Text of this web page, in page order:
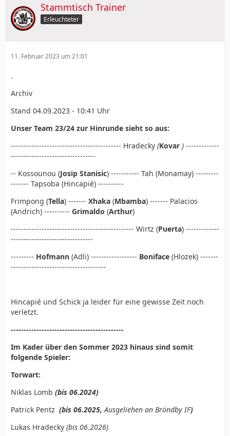
Stammtisch Trainer
Erleuchteter
11. Februar 2023 um 21:01
.
Archiv
Stand 04.09.2023 - 10:41 Uhr
Unser Team 23/24 zur Hinrunde sieht so aus:
------------------------------------------- Hradecky (Kovar ) -------------
---------------------------------
-- Kossounou (Josip Stanisic) ----------- Tah (Monamay) ---------
------- Tapsoba (Hincapié) ----------
Frimpong (Tella) ------- Xhaka (Mbamba) ------- Palacios
(Andrich) ---------- Grimaldo (Arthur)
------------------------------------------------ Wirtz (Puerta) -------------
--------------------------------
--------- Hofmann (Adli) ------------------ Boniface (Hlozek) -------
-------------------------------------
Hincapié und Schick ja leider für eine gewisse Zeit noch
verletzt.
--------------------------------------------
Im Kader über den Sommer 2023 hinaus sind somit
folgende Spieler:
Torwart:
Niklas Lomb (bis 06.2024)
Patrick Pentz (bis 06.2025, Ausgeliehen an Bröndby IF)
Lukas Hradecky (bis 06.2026)